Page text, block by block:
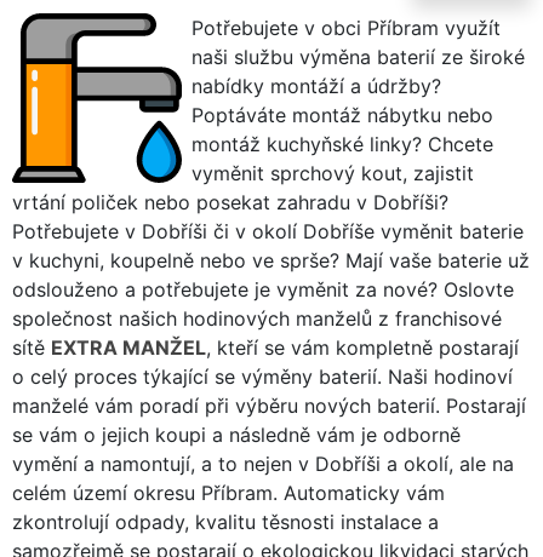
Potřebujete v obci Příbram využít
naši službu výměna baterií ze široké
nabídky montáží a údržby?
Poptáváte montáž nábytku nebo
montáž kuchyňské linky? Chcete
vyměnit sprchový kout, zajistit
vrtání poliček nebo posekat zahradu v Dobříši?
Potřebujete v Dobříši či v okolí Dobříše vyměnit baterie
v kuchyni, koupelně nebo ve sprše? Mají vaše baterie už
odslouženo a potřebujete je vyměnit za nové? Oslovte
společnost našich hodinových manželů z franchisové
sítě EXTRA MANŽEL, kteří se vám kompletně postarají
o celý proces týkající se výměny baterií. Naši hodinoví
manželé vám poradí při výběru nových baterií. Postarají
se vám o jejich koupi a následně vám je odborně
vymění a namontují, a to nejen v Dobříši a okolí, ale na
celém území okresu Příbram. Automaticky vám
zkontrolují odpady, kvalitu těsnosti instalace a
samozřejmě se postarají o ekologickou likvidaci starých